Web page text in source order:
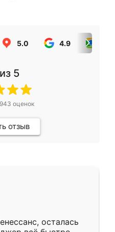
5.0 4.9
из 5
943 оценок
отзыв
осталась